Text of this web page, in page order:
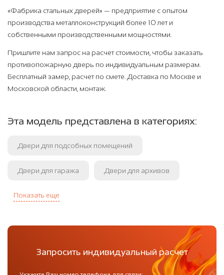
«Фабрика стальных дверей» — предприятие с опытом
производства металлоконструкций более 10 лет и
собственными производственными мощностями.
Пришлите нам запрос на расчет стоимости, чтобы заказать
противопожарную дверь по индивидуальным размерам.
Бесплатный замер, расчет по смете. Доставка по Москве и
Московской области, монтаж.
Эта модель представлена в категориях:
Двери для подсобных помещений
Двери для гаража Двери для архивов
Показать еще
Запросить индивидуальный расчет